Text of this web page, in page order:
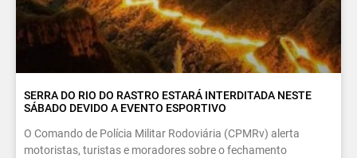
SERRA DO RIO DO RASTRO ESTARÁ INTERDITADA NESTE
SÁBADO DEVIDO A EVENTO ESPORTIVO
O Comando de Polícia Militar Rodoviária (CPMRv) alerta
motoristas, turistas e moradores sobre o fechamento